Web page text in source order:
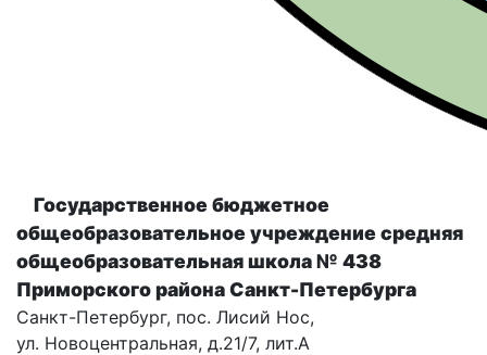
Государственное бюджетное
общеобразовательное учреждение cредняя
общеобразовательная школа № 438
Приморского района Санкт-Петербурга
Санкт-Петербург, пос. Лисий Нос,
ул. Новоцентральная, д.21/7, лит.А